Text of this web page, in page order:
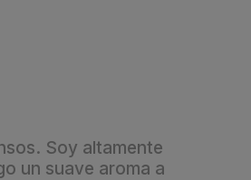
Soy altamente
un suave aroma a